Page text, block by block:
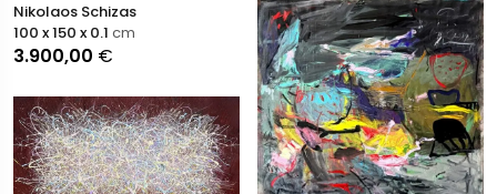
Nikolaos Schizas
3.900,00 €
100 x 150 x 0.1 cm